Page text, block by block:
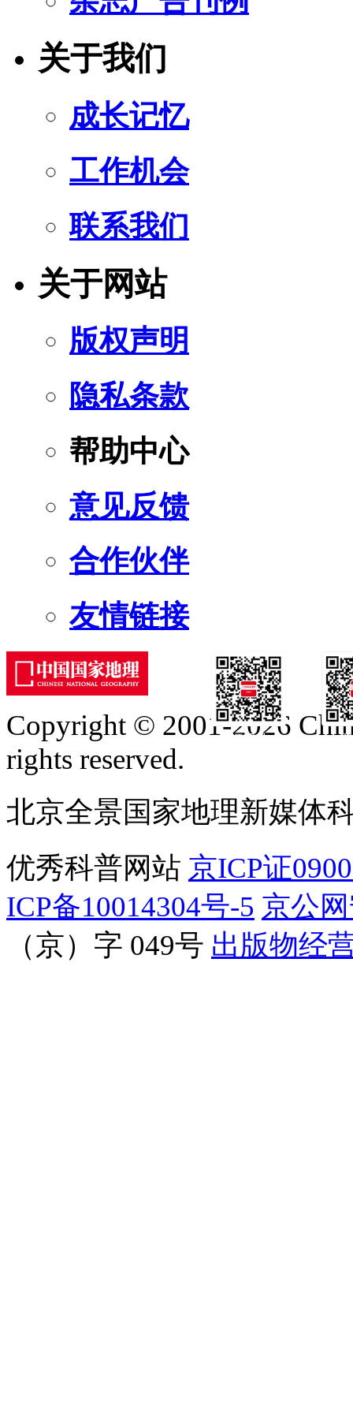
关于我们
成长记忆
工作机会
联系我们
关于网站
版权声明
隐私条款
帮助中心
意见反馈
合作伙伴
友情链接
订阅号
Copyright © 2001-2026
rights reserved.
北京全景国家地理新媒体
优秀科普网站 京ICP证
ICP备10014304号-5 京公
（京）字 049号 出版物经